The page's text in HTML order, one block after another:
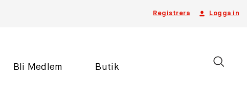
Registrera Logga in
Bli Medlem Butik